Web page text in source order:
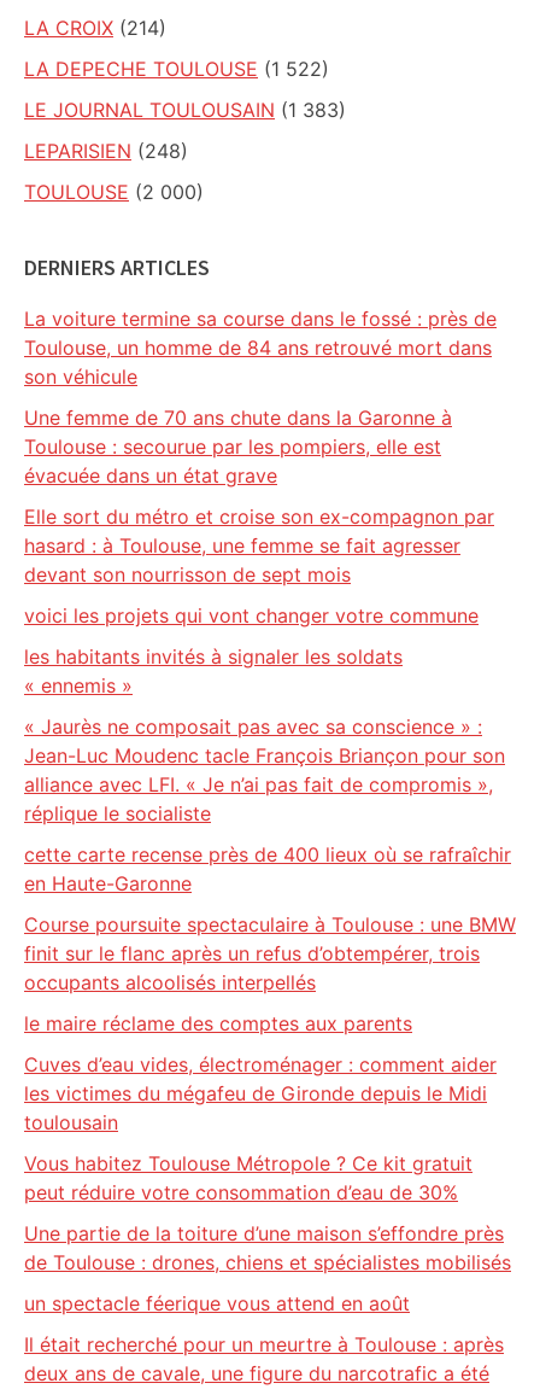
LA CROIX (214)
LA DEPECHE TOULOUSE (1 522)
LE JOURNAL TOULOUSAIN (1 383)
LEPARISIEN (248)
TOULOUSE (2 000)
DERNIERS ARTICLES
La voiture termine sa course dans le fossé : près de
Toulouse, un homme de 84 ans retrouvé mort dans
son véhicule
Une femme de 70 ans chute dans la Garonne à
Toulouse : secourue par les pompiers, elle est
évacuée dans un état grave
Elle sort du métro et croise son ex-compagnon par
hasard : à Toulouse, une femme se fait agresser
devant son nourrisson de sept mois
voici les projets qui vont changer votre commune
les habitants invités à signaler les soldats
« ennemis »
« Jaurès ne composait pas avec sa conscience » :
Jean-Luc Moudenc tacle François Briançon pour son
alliance avec LFI. « Je n’ai pas fait de compromis »,
réplique le socialiste
cette carte recense près de 400 lieux où se rafraîchir
en Haute-Garonne
Course poursuite spectaculaire à Toulouse : une BMW
finit sur le flanc après un refus d’obtempérer, trois
occupants alcoolisés interpellés
le maire réclame des comptes aux parents
Cuves d’eau vides, électroménager : comment aider
les victimes du mégafeu de Gironde depuis le Midi
toulousain
Vous habitez Toulouse Métropole ? Ce kit gratuit
peut réduire votre consommation d’eau de 30%
Une partie de la toiture d’une maison s’effondre près
de Toulouse : drones, chiens et spécialistes mobilisés
un spectacle féerique vous attend en août
Il était recherché pour un meurtre à Toulouse : après
deux ans de cavale, une figure du narcotrafic a été